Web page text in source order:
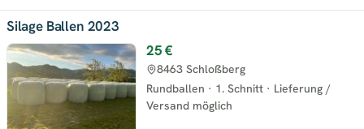
Silage Ballen 2023
25 €
Rundballen · 1. Schnitt · Lieferung /
Versand möglich
8463 Schloßberg